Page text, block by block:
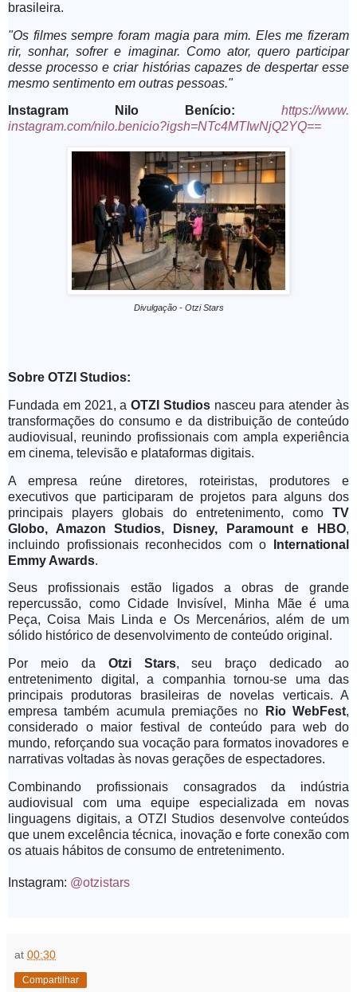
brasileira.
"Os filmes sempre foram magia para mim. Eles me fizeram
rir, sonhar, sofrer e imaginar. Como ator, quero participar
desse processo e criar histórias capazes de despertar esse
mesmo sentimento em outras pessoas."
Instagram Nilo Benício:
https://www.
instagram.com/nilo.benicio?igsh=NTc4MTIwNjQ2YQ==
Divulgação - Otzi Stars
Sobre OTZI Studios:
Fundada em 2021, aOTZI Studiosnasceu para atender às
transformações do consumo e da distribuição de conteúdo
audiovisual, reunindo profissionais com ampla experiência
em cinema, televisão e plataformas digitais.
A empresa reúne diretores, roteiristas, produtores e
executivos que participaram de projetos para alguns dos
principais players globais do entretenimento, como TV
Globo, Amazon Studios, Disney, Paramount e HBO,
incluindo profissionais reconhecidos com o
International
Emmy Awards.
Seus profissionais estão ligados a obras de grande
repercussão, como Cidade Invisível, Minha Mãe é uma
Peça, Coisa Mais Linda e Os Mercenários, além de um
sólido histórico de desenvolvimento de conteúdo original.
Por meio da Otzi Stars, seu braço dedicado ao
entretenimento digital, a companhia tornou-se uma das
principais produtoras brasileiras de novelas verticais. A
empresa também acumula premiações no
Rio WebFest,
considerado o maior festival de conteúdo para web do
mundo, reforçando sua vocação para formatos inovadores e
narrativas voltadas às novas gerações de espectadores.
Combinando profissionais consagrados da indústria
audiovisual com uma equipe especializada em novas
linguagens digitais, a OTZI Studios desenvolve conteúdos
que unem excelência técnica, inovação e forte conexão com
os atuais hábitos de consumo de entretenimento.
Instagram: @otzistars
at 00:30
Compartilhar